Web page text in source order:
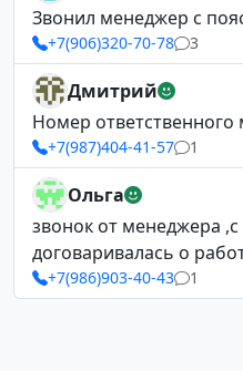
Звонил менеджер с
+7(906)320-70-78 3
Дмитрий
Номер
+7(987)404-41-57 1
Ольга
звонок от менеджера
договаривалась о
+7(986)903-40-43 1